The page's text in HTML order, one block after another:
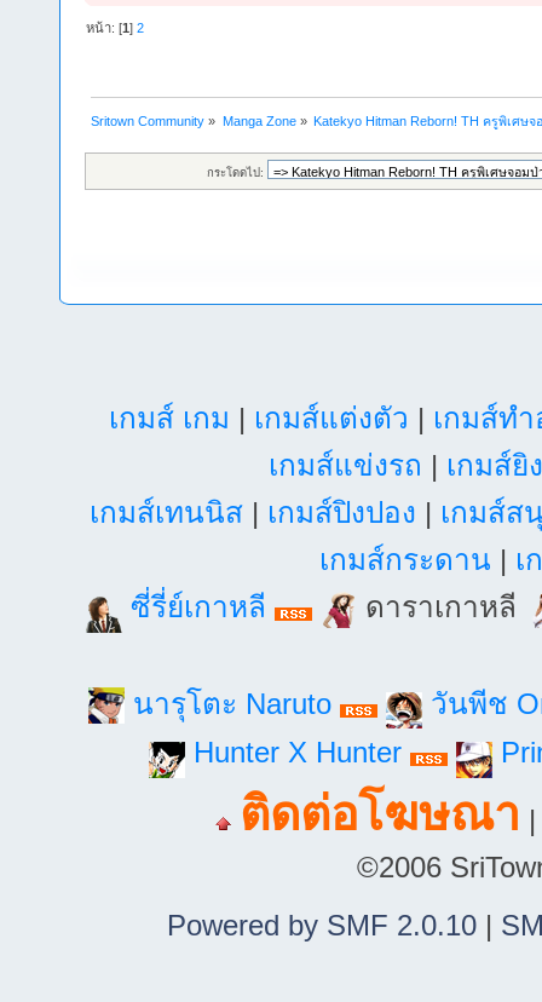
หน้า: [1]2
Sritown Community » Manga Zone» Katekyo Hitman Reborn! TH ครูพิเศษ
กระโดดไป:
เกมส์ เกม | เกมส์แต่งตัว | เกมส์ท
เกมส์แข่งรถ | เกมส์ยิ
เกมส์เทนนิส| เกมส์ปิงปอง | เกมส์ส
เกมส์กระดาน | เ
ซี่รี่ย์เกาหลี
ดาราเกาหลี
นารุโตะ Naruto
วันพีช
Hunter X Hunter
ติดต่อโฆษณา
©2006
Powered by SMF 2.0.10|